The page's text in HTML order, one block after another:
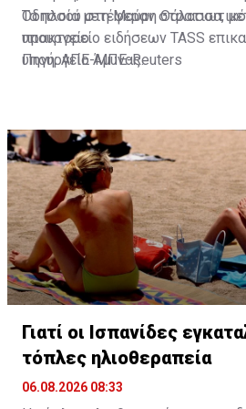
Οδησσού στη Μαύρη Θάλασσα,
πρακτορείο ειδήσεων TASS
υπουργείο Άμυνας.
Τα πλοία μετέφεραν
υπουργείο.
Πηγή: ΑΠΕ-ΜΠΕ-Reuters
Γιατί οι Ισπανίδες
τόπλες ηλιοθεραπεία
06.08.2026 08:33